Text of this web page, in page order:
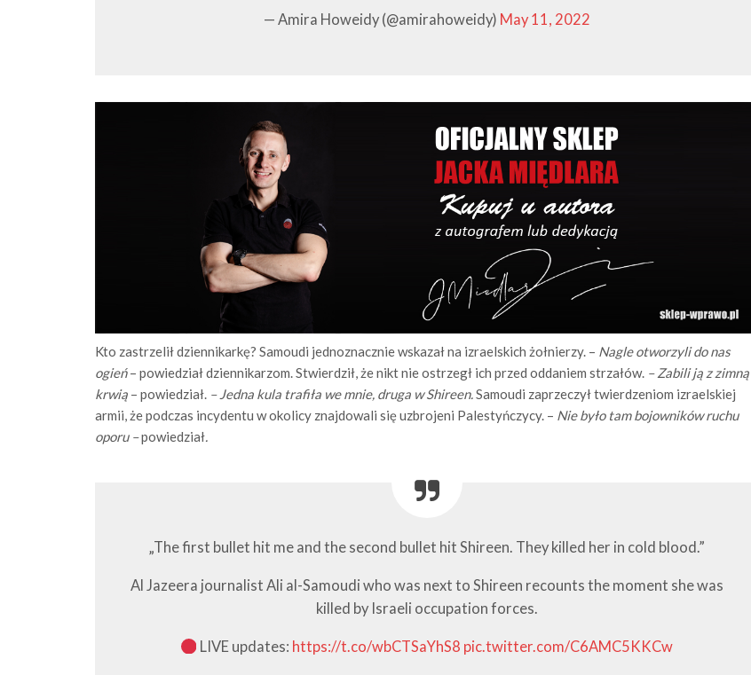
— Amira Howeidy (@amirahoweidy) May 11, 2022
Kto zastrzelił dziennikarkę? Samoudi jednoznacznie wskazał na izraelskich żołnierzy. – Nagle otworzyli do nas
ogień– powiedział dziennikarzom. Stwierdził, że nikt nie ostrzegł ich przed oddaniem strzałów. – Zabili ją z zimną
krwią – powiedział. – Jedna kula trafiła we mnie, druga w Shireen.Samoudi zaprzeczył twierdzeniom izraelskiej
armii, że podczas incydentu w okolicy znajdowali się uzbrojeni Palestyńczycy. – Nie było tam bojowników ruchu
oporu –powiedział.
„The first bullet hit me and the second bullet hit Shireen. They killed her in cold blood.”
Al Jazeera journalist Ali al-Samoudi who was next to Shireen recounts the moment she was
killed by Israeli occupation forces.
LIVE updates: https://t.co/wbCTSaYhS8 pic.twitter.com/C6AMC5KKCw